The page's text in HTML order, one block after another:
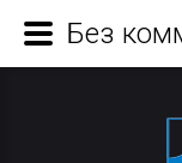
Без